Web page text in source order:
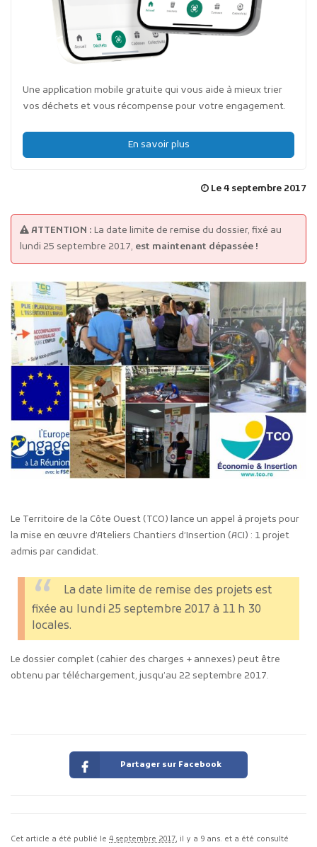
Une application mobile gratuite qui vous aide à mieux trier
vos déchets et vous récompense pour votre engagement.
En savoir plus
Le 4 septembre 2017
ATTENTION : La date limite de remise du dossier, fixé au
lundi 25 septembre 2017, est maintenant dépassée !
Le Territoire de la Côte Ouest (TCO) lance un appel à projets pour
la mise en œuvre d’Ateliers Chantiers d’Insertion (ACI) : 1 projet
admis par candidat.
La date limite de remise des projets est
fixée au lundi 25 septembre 2017 à 11 h 30
locales.
Le dossier complet (cahier des charges + annexes) peut être
obtenu par téléchargement, jusqu’au 22 septembre 2017.
Partager sur Facebook
Cet article a été publié le 4 septembre 2017, il y a 9 ans. et a été consulté